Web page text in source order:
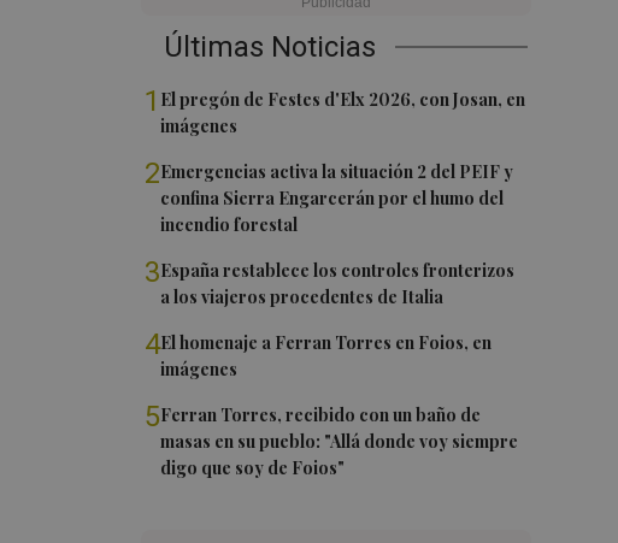
Últimas Noticias
1 El pregón de Festes d'Elx 2026, con Josan, en
imágenes
2Emergencias activa la situación 2 del PEIF y
confina Sierra Engarcerán por el humo del
incendio forestal
3España restablece los controles fronterizos
a los viajeros procedentes de Italia
4El homenaje a Ferran Torres en Foios, en
imágenes
5Ferran Torres, recibido con un baño de
masas en su pueblo: "Allá donde voy siempre
digo que soy de Foios"